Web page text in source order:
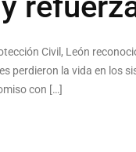
Civil, León
perdieron la vida en los
con […]